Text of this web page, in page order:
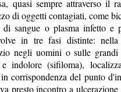
quasi sempre attraverso il
di oggetti contagiati, come
di sangue o plasma infetto e
in tre fasi distinte:
negli uomini o sulle grandi
indolore (sifiloma),
corrispondenza del punto
presto incontro a ulcerazione